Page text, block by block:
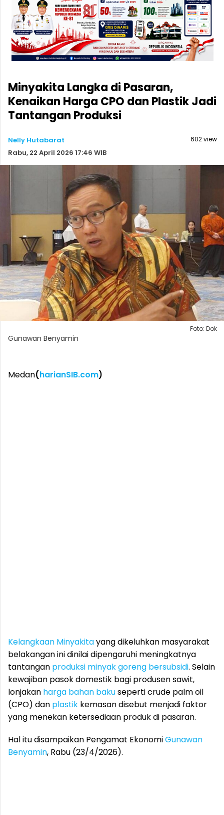
Minyakita Langka di Pasaran,
Kenaikan Harga CPO dan Plastik Jadi
Tantangan Produksi
Nelly Hutabarat
Rabu, 22 April 2026 17:46 WIB
602 view
Foto: Dok
Gunawan Benyamin
Medan(harianSIB.com)
Kelangkaan Minyakitayang dikeluhkan masyarakat
belakangan ini dinilai dipengaruhi meningkatnya
tantangan produksi minyak goreng bersubsidi. Selain
kewajiban pasok domestik bagi produsen sawit,
lonjakan harga bahan bakuseperti crude palm oil
(CPO) dan plastik kemasan disebut menjadi faktor
yang menekan ketersediaan produk di pasaran.
Hal itu disampaikan Pengamat EkonomiGunawan
Benyamin, Rabu (23/4/2026).